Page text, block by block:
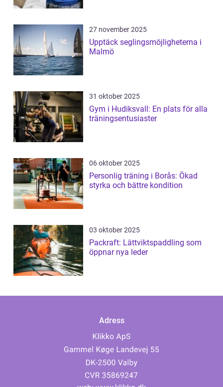
27 november 2025
Upptäck seglingsmöjligheterna i
Malmö
31 oktober 2025
Gym i Hudiksvall: En plats för alla
träningsentusiaster
06 oktober 2025
Personlig träning i Borås: Ökad
styrka och bättre kondition
03 oktober 2025
Packraft: Lättviktspaddling som
öppnar nya leder
Adress